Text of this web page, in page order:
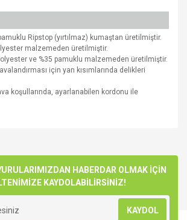
Ripstop (yırtılmaz) kumaştan üretilmiştir.
malzemeden üretilmiştir.
ve %35 pamuklu malzemeden üretilmiştir.
için yan kısımlarında delikleri
koşullarında, ayarlanabilen kordonu ile
Yorum Yaz
iletebilirsiniz.
için teşekkür ederiz.
bozuk veya görüntülenemiyor.
eksik bilgiler bulunuyor.
HABERDAR OLMAK İÇİN
KAYDOLABİLİRSİNİZ!
KAYDOL